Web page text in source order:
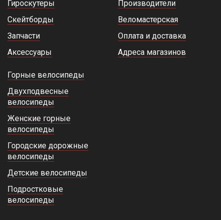
Гироскутеры
Скейтборды
Запчасти
Аксессуары
Производители
Веломастерская
Оплата и доставка
Адреса магазинов
Горные велосипеды
Двухподвесные
велосипеды
Женские горные
велосипеды
Городские дорожные
велосипеды
Детские велосипеды
Подростковые
велосипеды